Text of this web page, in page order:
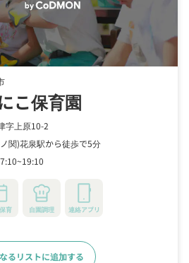
こ保育園
字上原10-2
関)花泉駅から徒歩で5分
育 自園調理 連絡アプリ
るリストに追加する